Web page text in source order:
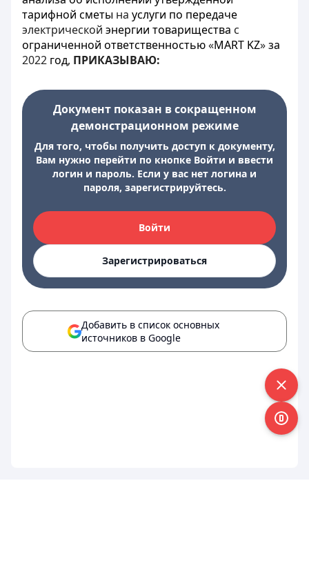
тарифной сметы на услуги по передаче
электрической энергии товарищества с
ограниченной ответственностью«MART KZ»за
2022 год, ПРИКАЗЫВАЮ:
Документ показан в сокращенном
демонстрационном режиме
Для того, чтобы получить доступ к документу,
Вам нужно перейти по кнопке Войти и ввести
логин и пароль. Если у вас нет логина и
пароля, зарегистрируйтесь.
Войти
Зарегистрироваться
Добавить в список основных
источников в Google